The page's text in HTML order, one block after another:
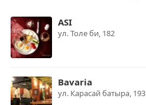
ASI
ул. Толе би, 182
Bavaria
ул. Карасай батыра, 193